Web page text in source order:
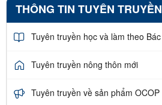
THÔNG TIN TUYÊN TRUYỀN
Tuyên truyền học và làm theo Bác
Tuyên truyền nông thôn mới
Tuyên truyền về sản phẩm OCOP